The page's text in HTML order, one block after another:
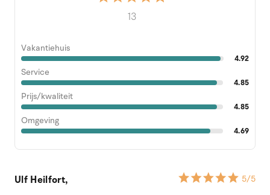
13
Vakantiehuis
4.92
Service
4.85
Prijs/kwaliteit
4.85
Omgeving
4.69
Ulf Heilfort, 5/5